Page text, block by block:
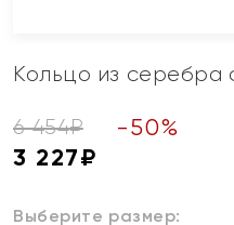
Кольцо из серебра
6 454₽ -50%
3 227₽
Выберите размер: